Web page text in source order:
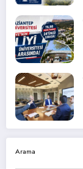
Arama